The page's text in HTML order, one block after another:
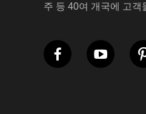
주 등 40여 개국에 고객